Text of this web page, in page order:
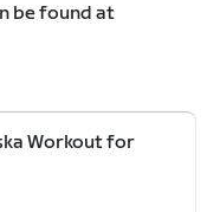
be found at
Workout for